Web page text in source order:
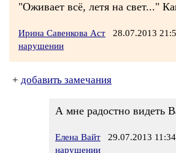
"Оживает всё, летя на свет..."
Ирина Савенкова Аст 28.07.2013
нарушении
+ добавить замечания
А мне радостно видеть
Елена Вайт 29.07.2013 11:34
нарушении